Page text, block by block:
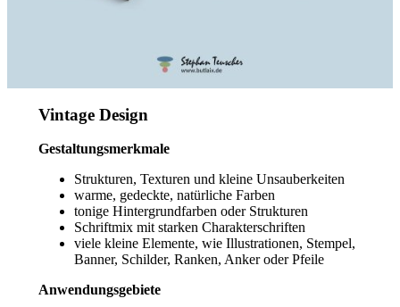
Vintage Design
Gestaltungsmerkmale
Strukturen, Texturen und kleine Unsauberkeiten
warme, gedeckte, natürliche Farben
tonige Hintergrundfarben oder Strukturen
Schriftmix mit starken Charakterschriften
viele kleine Elemente, wie Illustrationen, Stempel,
Banner, Schilder, Ranken, Anker oder Pfeile
Anwendungsgebiete